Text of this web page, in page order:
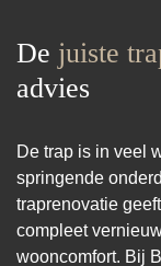
De juiste
advies
De trap is in veel
springende
traprenovatie
compleet
wooncomfort. Bij